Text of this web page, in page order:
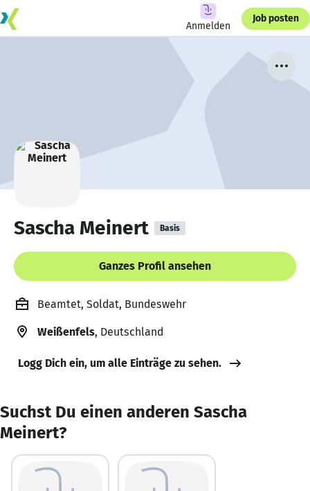
Anmelden
Job posten
Sascha Meinert Basis
Ganzes Profil ansehen
Beamtet, Soldat, Bundeswehr
Weißenfels, Deutschland
Logg Dich ein, um alle Einträge zu sehen.
Suchst Du einen anderen Sascha
Meinert?